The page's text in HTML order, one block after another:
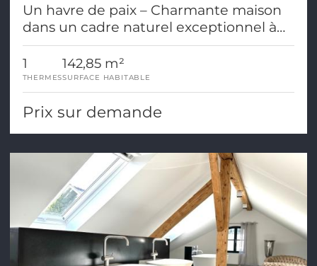
Un havre de paix – Charmante maison
dans un cadre naturel exceptionnel à
Bayerisch Gmain
1
THERMES
142,85 m²
SURFACE HABITABLE
Prix sur demande